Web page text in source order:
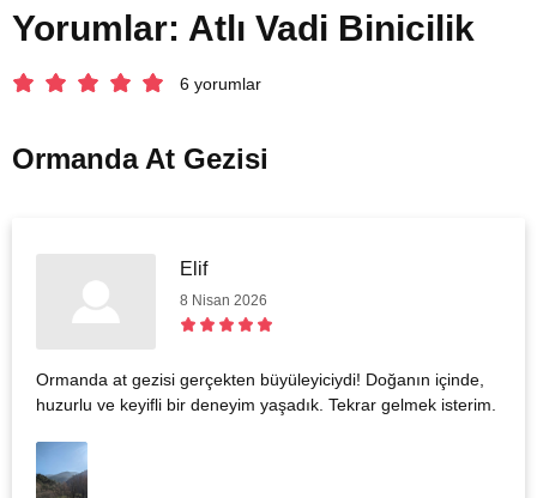
Yorumlar: Atlı Vadi Binicilik
6 yorumlar
Ormanda At Gezisi
Elif
8 Nisan 2026
Ormanda at gezisi gerçekten büyüleyiciydi! Doğanın içinde,
huzurlu ve keyifli bir deneyim yaşadık. Tekrar gelmek isterim.